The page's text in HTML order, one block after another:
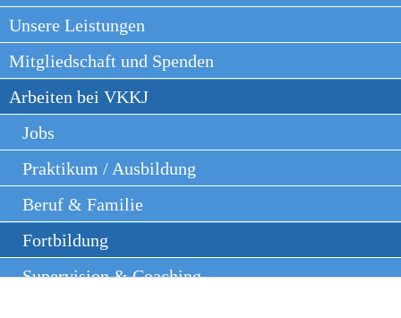
Unsere Leistungen
Mitgliedschaft und Spenden
Arbeiten bei VKKJ
Jobs
Praktikum / Ausbildung
Beruf & Familie
Fortbildung
Supervision & Coaching